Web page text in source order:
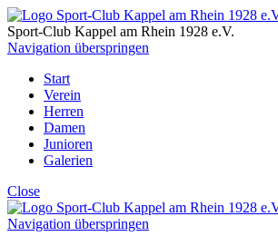
Sport-Club Kappel am Rhein 1928 e.V.
Navigation überspringen
Start
Verein
Herren
Damen
Junioren
Galerien
Close
Navigation überspringen